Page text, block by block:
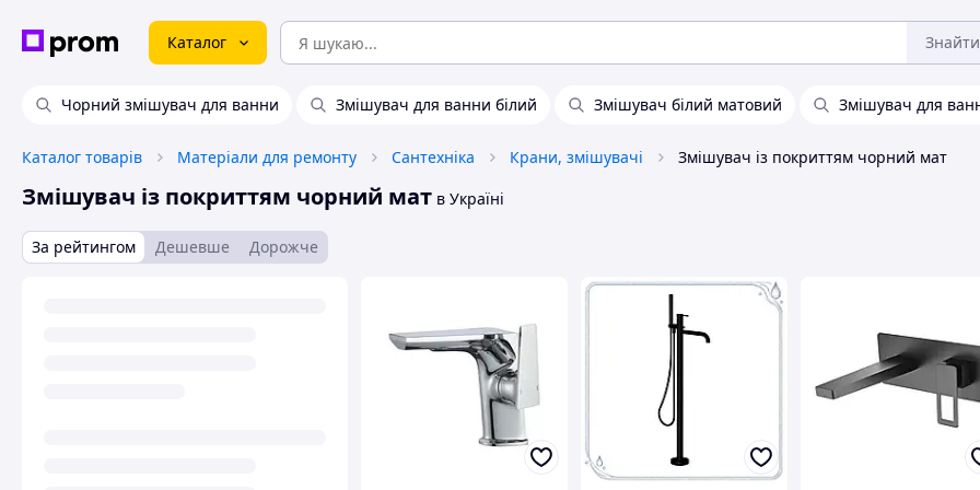
Каталог Знайти
Чорний змішувач для ванни Змішувач для ванни білий Змішувач білий матовий Змішувач для
Каталог товарів Матеріали для ремонту Сантехніка Крани, змішувачі Змішувач із покриттям чорний мат
Змішувач із покриттям чорний мат в Україні
За рейтингом Дешевше Дорожче